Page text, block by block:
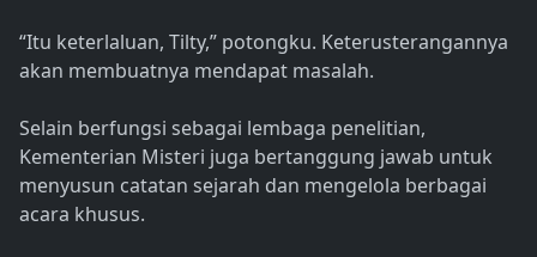
“Itu keterlaluan, Tilty,” potongku. Keterusterangannya
akan membuatnya mendapat masalah.
Selain berfungsi sebagai lembaga penelitian,
Kementerian Misteri juga bertanggung jawab untuk
menyusun catatan sejarah dan mengelola berbagai
acara khusus.